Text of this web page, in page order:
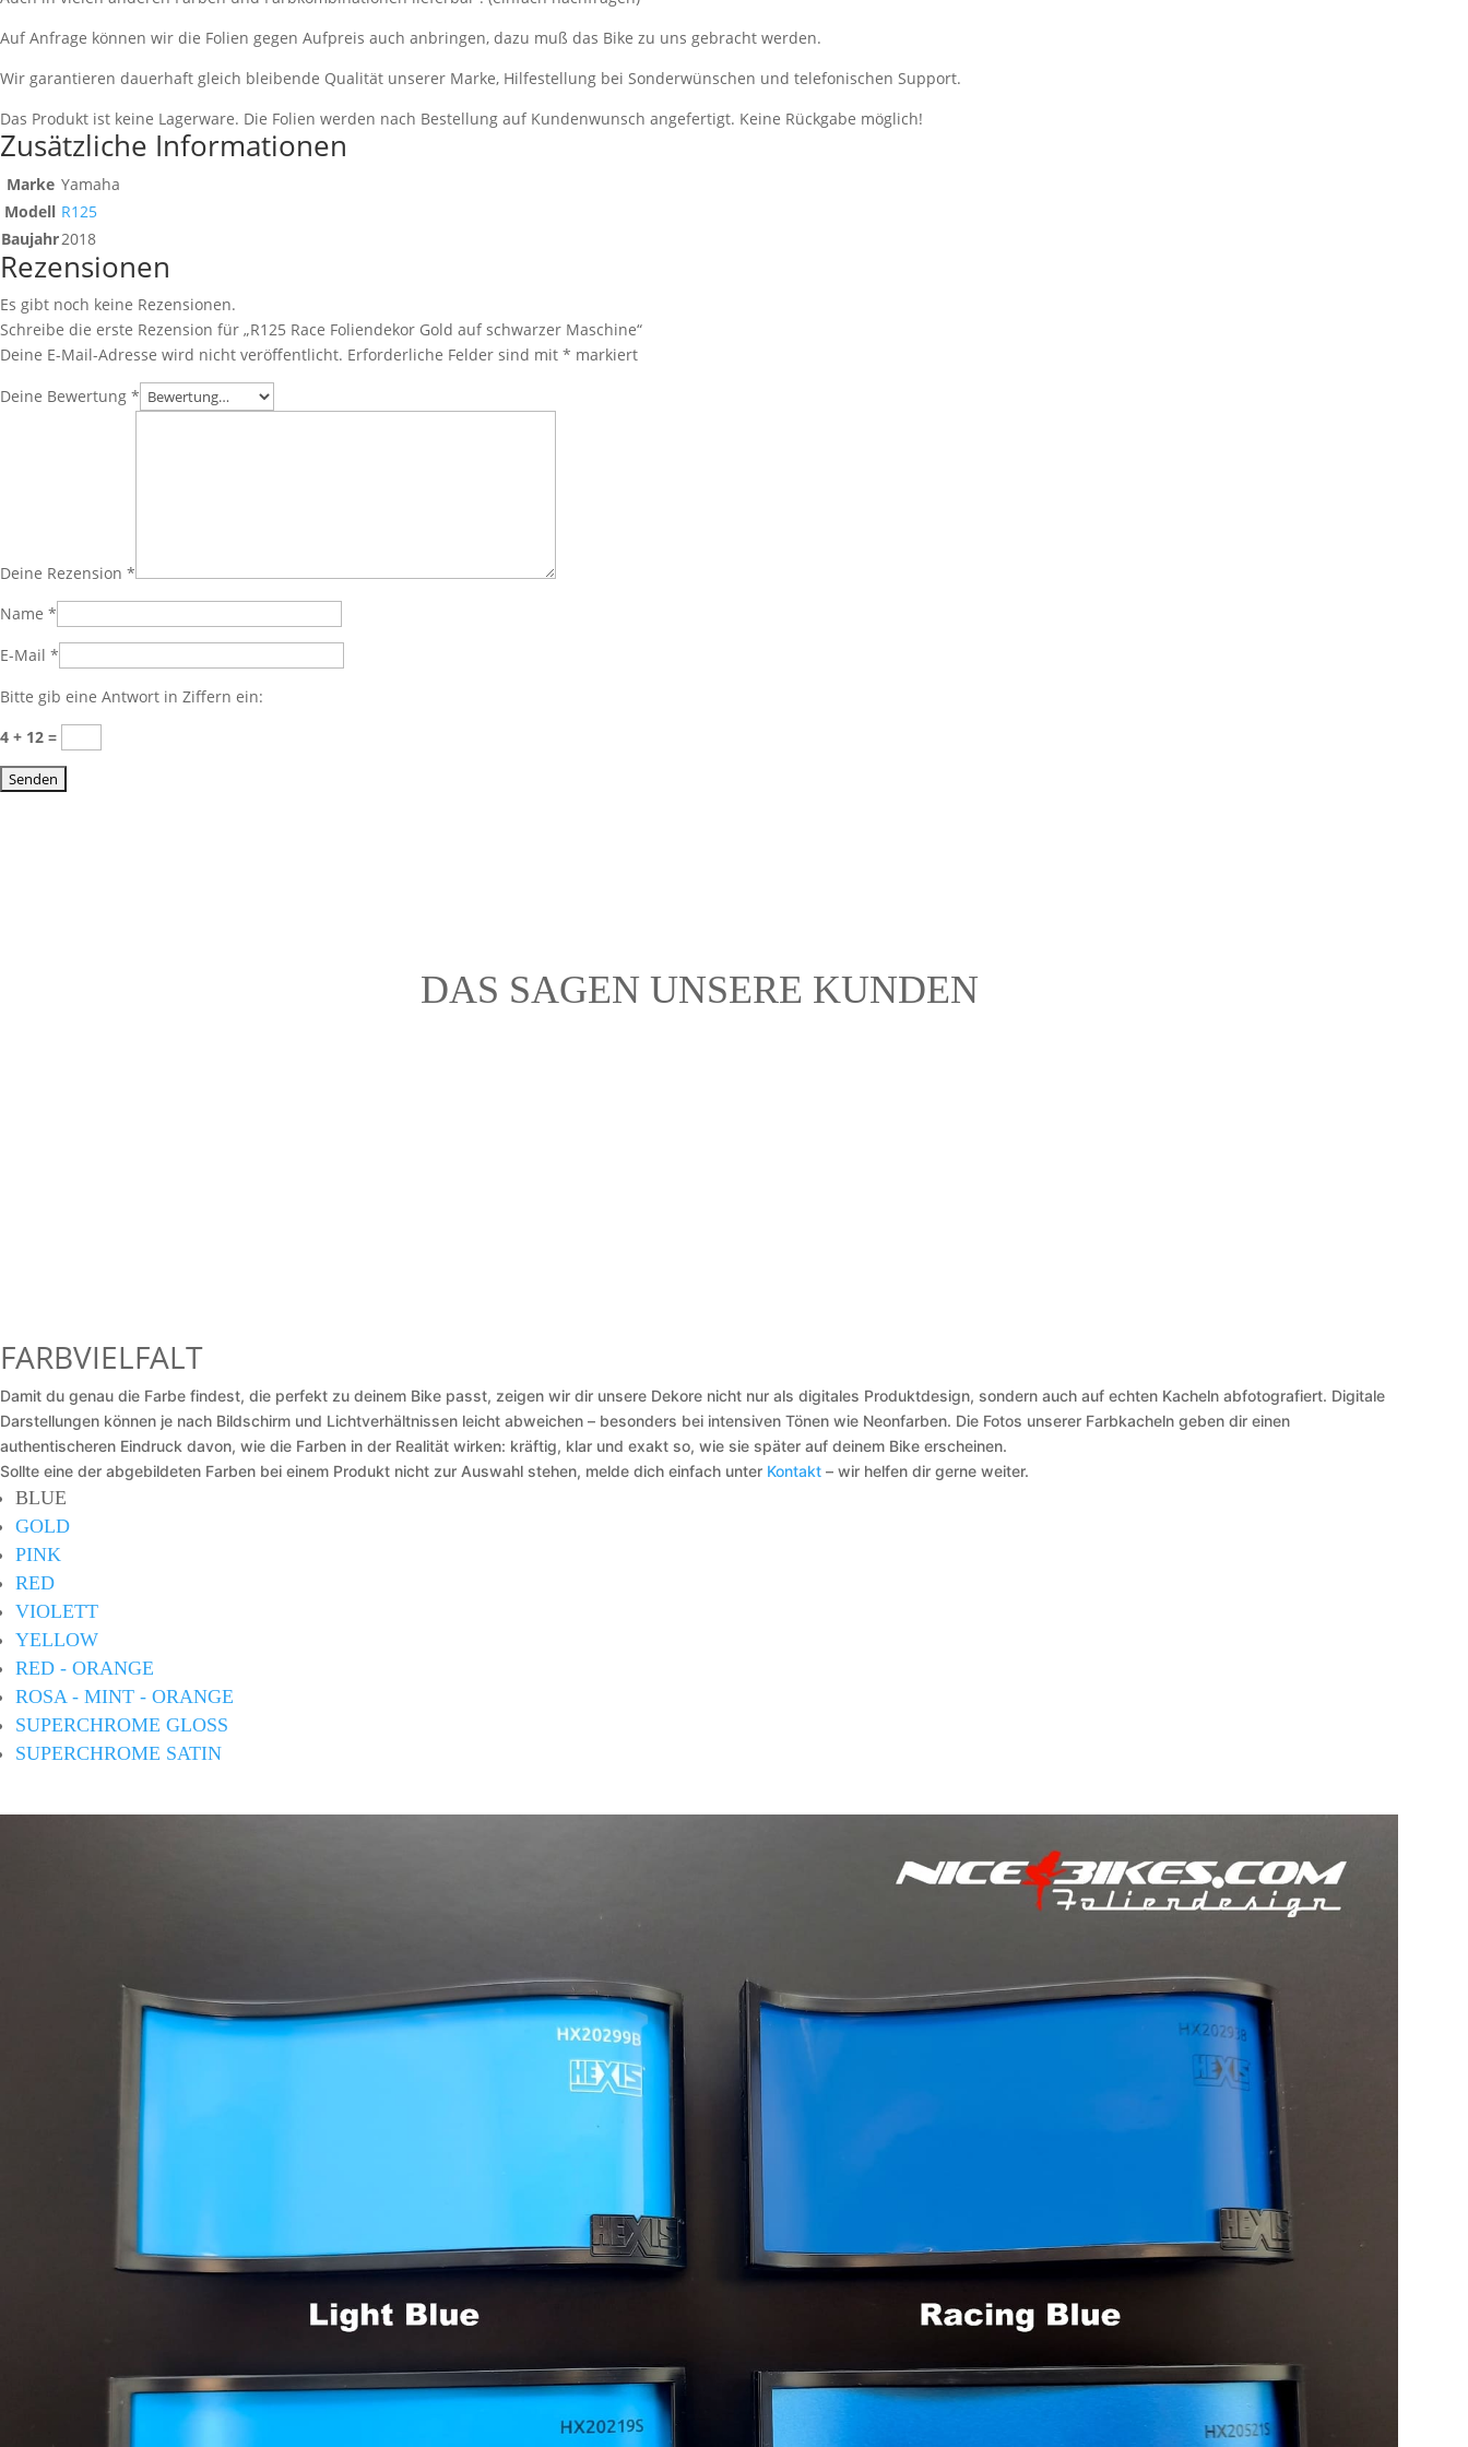
Auf Anfrage können wir die Folien gegen Aufpreis auch anbringen, dazu muß das Bike zu uns gebracht werden.
Wir garantieren dauerhaft gleich bleibende Qualität unserer Marke, Hilfestellung bei Sonderwünschen und telefonischen Support.
Das Produkt ist keine Lagerware. Die Folien werden nach Bestellung auf Kundenwunsch angefertigt. Keine Rückgabe möglich!
Zusätzliche Informationen
Marke Yamaha
Modell R125
Baujahr2018
Rezensionen
Es gibt noch keine Rezensionen.
Schreibe die erste Rezension für „R125 Race Foliendekor Gold auf schwarzer Maschine“
Deine E-Mail-Adresse wird nicht veröffentlicht. Erforderliche Felder sind mit * markiert
Deine Bewertung *
Deine Rezension *
Name *
E-Mail *
Bitte gib eine Antwort in Ziffern ein:
4 + 12 =
DAS SAGEN UNSERE KUNDEN
FARBVIELFALT
Damit du genau die Farbe findest, die perfekt zu deinem Bike passt, zeigen wir dir unsere Dekore nicht nur als digitales Produktdesign, sondern auch auf echten Kacheln abfotografiert. Digitale
Darstellungen können je nach Bildschirm und Lichtverhältnissen leicht abweichen – besonders bei intensiven Tönen wie Neonfarben. Die Fotos unserer Farbkacheln geben dir einen
authentischeren Eindruck davon, wie die Farben in der Realität wirken: kräftig, klar und exakt so, wie sie später auf deinem Bike erscheinen.
Sollte eine der abgebildeten Farben bei einem Produkt nicht zur Auswahl stehen, melde dich einfach unter Kontakt – wir helfen dir gerne weiter.
BLUE
GOLD
PINK
RED
VIOLETT
YELLOW
RED - ORANGE
ROSA - MINT - ORANGE
SUPERCHROME GLOSS
SUPERCHROME SATIN